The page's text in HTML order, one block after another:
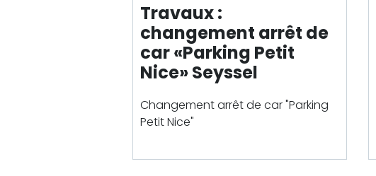
Travaux :
changement arrêt de
car «Parking Petit
Nice» Seyssel
Changement arrêt de car "Parking
Petit Nice"